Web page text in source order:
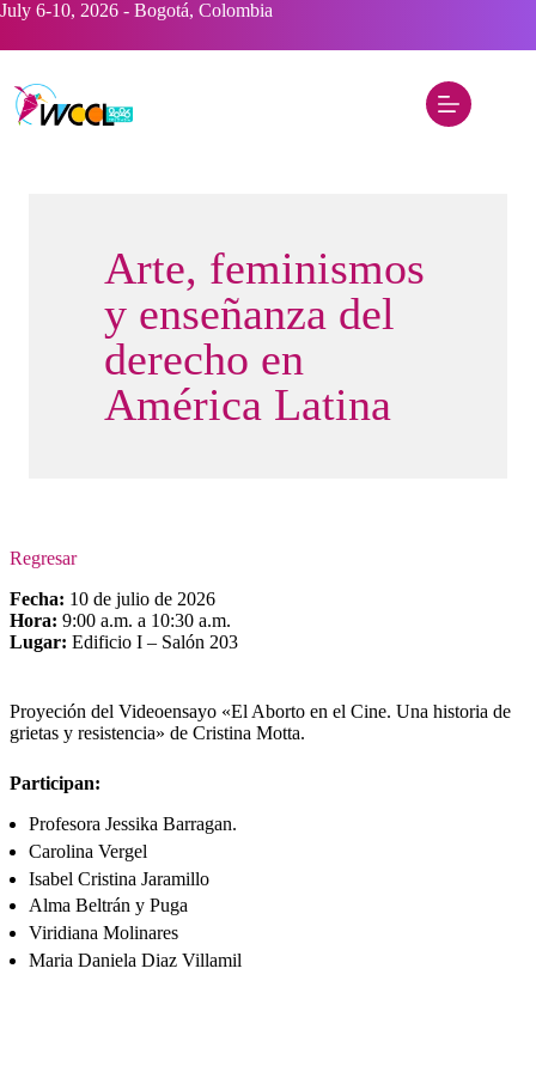
Saltar
contenido
July 6-10, 2026 - Bogotá, Colombia
Arte, feminismos
y enseñanza del
derecho en
América Latina
Regresar
Fecha: 10 de julio de 2026
Hora: 9:00 a.m. a 10:30 a.m.
Lugar: Edificio I – Salón 203
Proyeción del Videoensayo «El Aborto en el Cine. Una historia de
grietas y resistencia» de Cristina Motta.
Participan:
Profesora Jessika Barragan.
Carolina Vergel
Isabel Cristina Jaramillo
Alma Beltrán y Puga
Viridiana Molinares
Maria Daniela Diaz Villamil